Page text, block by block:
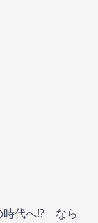
時代へ⁉︎ なら